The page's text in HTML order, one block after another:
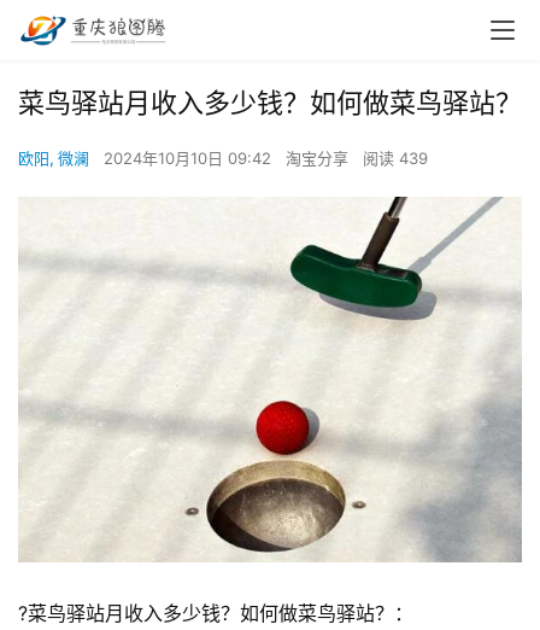
菜鸟驿站月收入多少钱？如何做菜鸟驿站？
欧阳, 微澜 2024年10月10日 09:42 淘宝分享 阅读 439
?菜鸟驿站月收入多少钱？如何做菜鸟驿站？：